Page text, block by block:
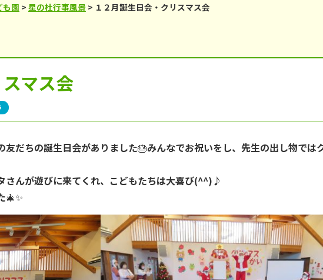
も園 > 星の杜行事風景 > １２月誕生日会・クリスマス会
マス会
だちの誕生日会がありました🎂みんなでお祝いをし、先生の出し物では
さんが遊びに来てくれ、こどもたちは大喜び(^^)♪
🎄✨